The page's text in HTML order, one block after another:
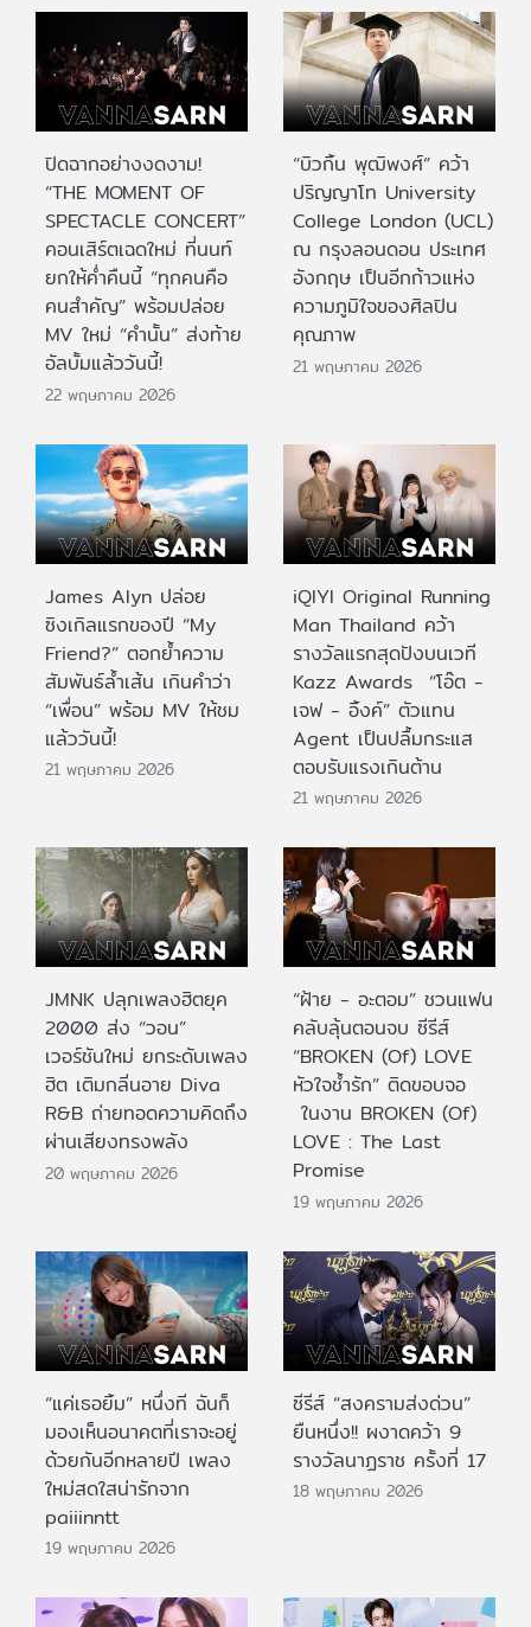
ปิดฉากอย่างงดงาม!
“THE MOMENT OF
SPECTACLE CONCERT”
คอนเสิร์ตเฉดใหม่ ที่นนท์
ยกให้ค่ำคืนนี้ “ทุกคนคือ
คนสำคัญ” พร้อมปล่อย
MV ใหม่ “คำนั้น” ส่งท้าย
อัลบั้มแล้ววันนี้!
22 พฤษภาคม 2026
“บิวกิ้น พุฒิพงศ์” คว้า
ปริญญาโท University
College London (UCL)
ณ กรุงลอนดอน ประเทศ
อังกฤษ เป็นอีกก้าวแห่ง
ความภูมิใจของศิลปิน
คุณภาพ
21 พฤษภาคม 2026
James Alyn ปล่อย
ซิงเกิลแรกของปี “My
Friend?” ตอกย้ำความ
สัมพันธ์ล้ำเส้น เกินคำว่า
“เพื่อน” พร้อม MV ให้ชม
แล้ววันนี้!
21 พฤษภาคม 2026
iQIYI Original Running
Man Thailand คว้า
รางวัลแรกสุดปังบนเวที
Kazz Awards “โอ๊ต -
เจฟ - อิ้งค์” ตัวแทน
Agent เป็นปลื้มกระแส
ตอบรับแรงเกินต้าน
21 พฤษภาคม 2026
JMNK ปลุกเพลงฮิตยุค
2000 ส่ง “วอน”
เวอร์ชันใหม่ ยกระดับเพลง
ฮิต เติมกลิ่นอาย Diva
R&B ถ่ายทอดความคิดถึง
ผ่านเสียงทรงพลัง
20 พฤษภาคม 2026
“ฝ้าย - อะตอม” ชวนแฟน
คลับลุ้นตอนจบ ซีรีส์
“BROKEN (Of) LOVE
หัวใจช้ำรัก” ติดขอบจอ
ในงาน BROKEN (Of)
LOVE : The Last
Promise
19 พฤษภาคม 2026
“แค่เธอยิ้ม” หนึ่งที ฉันก็
มองเห็นอนาคตที่เราจะอยู่
ด้วยกันอีกหลายปี เพลง
ใหม่สดใสน่ารักจาก
paiiinntt
19 พฤษภาคม 2026
ซีรีส์ “สงครามส่งด่วน”
ยืนหนึ่ง!! ผงาดคว้า 9
รางวัลนาฏราช ครั้งที่ 17
18 พฤษภาคม 2026